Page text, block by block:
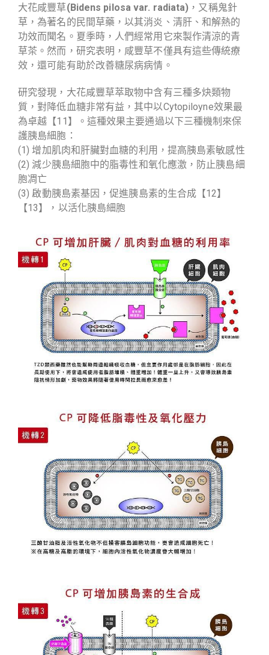
大花咸豐草(Bidens pilosa var. radiata) ，又稱鬼針
草，為著名的民間草藥，以其消炎、清肝、和解熱的
功效而聞名。夏季時，人們經常用它來製作清涼的青
草茶。然而，研究表明，咸豐草不僅具有這些傳統療
效，還可能有助於改善糖尿病病情。
研究發現，大花咸豐草萃取物中含有三種多炔類物
質，對降低血糖非常有益，其中以Cytopiloyne效果最
為卓越【11】。這種效果主要通過以下三種機制來保
護胰島細胞：
(1) 增加肌肉和肝臟對血糖的利用，提高胰島素敏感性
(2) 減少胰島細胞中的脂毒性和氧化應激，防止胰島細
胞凋亡
(3) 啟動胰島素基因，促進胰島素的生合成【12】
【13】，以活化胰島細胞